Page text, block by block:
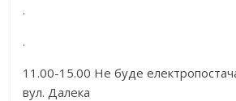
.
.
11.00-15.00 Не буде
вул. Далека